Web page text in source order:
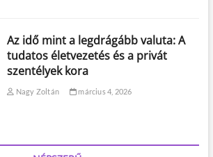
Az idő mint a legdrágább valuta: A
tudatos életvezetés és a privát
szentélyek kora
Nagy Zoltán március 4, 2026